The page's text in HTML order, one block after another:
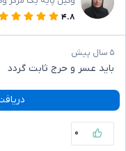
۴.۸
۵ سال پیش
باید عسر و حرج ثابت گردد
۰